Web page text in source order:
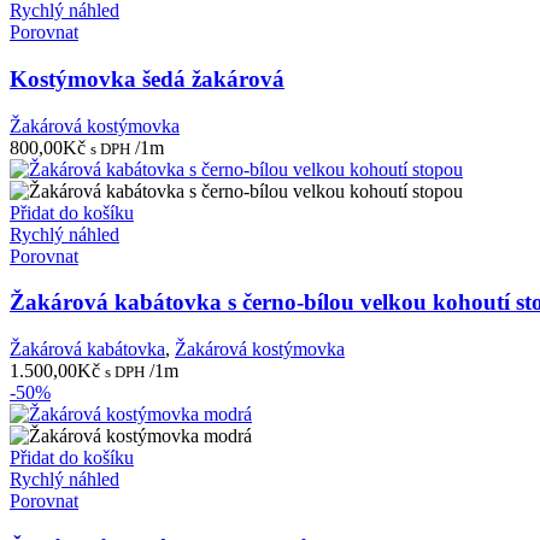
Rychlý náhled
Porovnat
Kostýmovka šedá žakárová
Žakárová kostýmovka
800,00Kč s DPH /1m
Přidat do košíku
Rychlý náhled
Porovnat
Žakárová kabátovka s černo-bílou velkou kohoutí
Žakárová kabátovka, Žakárová kostýmovka
1.500,00Kč s DPH /1m
-50%
Přidat do košíku
Rychlý náhled
Porovnat